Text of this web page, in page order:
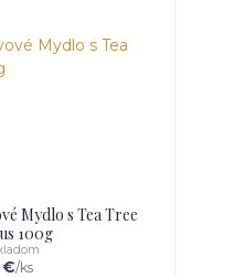
Mydlo s Tea Tree
100g
€/ks